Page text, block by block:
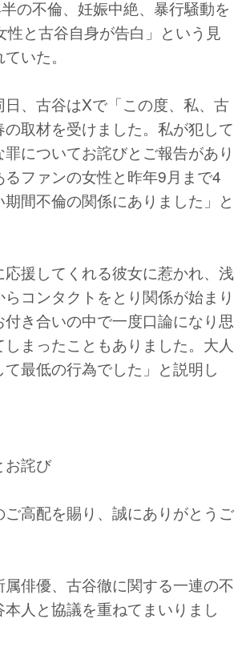
半の不倫、妊娠中絶、暴行騒動を
性と古谷自身が告白」という見
いた。
、古谷はXで「この度、私、古
取材を受けました。私が犯して
罪についてお詫びとご報告があり
るファンの女性と昨年9月まで4
間不倫の関係にありました」と
援してくれる彼女に惹かれ、浅
コンタクトをとり関係が始まり
付き合いの中で一度口論になり思
まったこともありました。大人
て最低の行為でした」と説明し
お詫び
高配を賜り、誠にありがとうご
属俳優、古谷徹に関する一連の不
人と協議を重ねてまいりまし